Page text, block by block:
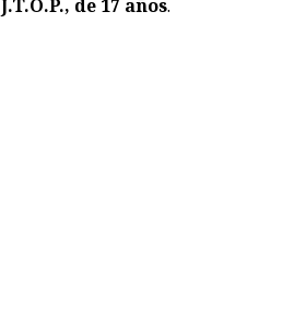
J.T.O.P., de 17 años.